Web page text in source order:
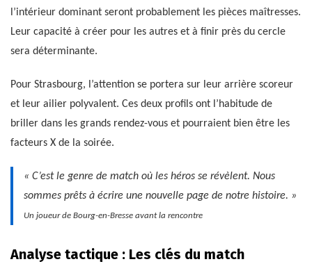
l’intérieur dominant seront probablement les pièces maîtresses.
Leur capacité à créer pour les autres et à finir près du cercle
sera déterminante.
Pour Strasbourg, l’attention se portera sur leur arrière scoreur
et leur ailier polyvalent. Ces deux profils ont l’habitude de
briller dans les grands rendez-vous et pourraient bien être les
facteurs X de la soirée.
« C’est le genre de match où les héros se révèlent. Nous
sommes prêts à écrire une nouvelle page de notre histoire. »
Un joueur de Bourg-en-Bresse avant la rencontre
Analyse tactique : Les clés du match